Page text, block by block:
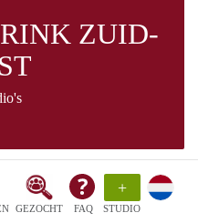
GEZOCHT FAQ
+
STUDIO
ZUID-